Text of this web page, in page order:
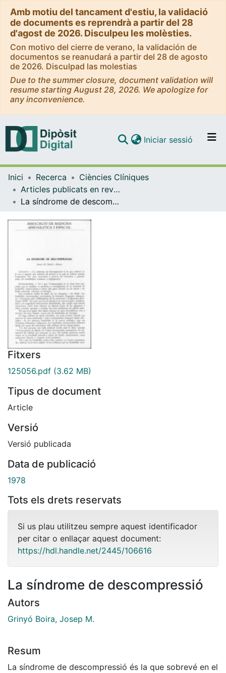
Amb motiu del tancament d'estiu, la validació
de documents es reprendrà a partir del 28
d'agost de 2026. Disculpeu les molèsties.
Con motivo del cierre de verano, la validación de
documentos se reanudará a partir del 28 de agosto
de 2026. Disculpad las molestias
Due to the summer closure, document validation will
resume starting August 28, 2026. We apologize for
any inconvenience.
Navega per tot el DD
Iniciar sessió (current)
Inici Recerca
Ciències Clíniques
Articles publicats en revistes (Ciències Clíniques)
La síndrome de descompressió
Fitxers
125056.pdf (3.62 MB)
Tipus de document
Article
Versió
Versió publicada
Data de publicació
1978
Tots els drets reservats
Si us plau utilitzeu sempre aquest identificador
per citar o enllaçar aquest document:
https://hdl.handle.net/2445/106616
La síndrome de descompressió
Autors
Grinyó Boira, Josep M.
Resum
La síndrome de descompressió és la que sobrevé en el